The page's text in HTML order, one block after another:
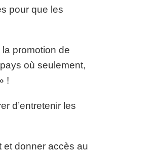
pour que les
promotion de
où seulement,
!
d’entretenir les
et donner accès au